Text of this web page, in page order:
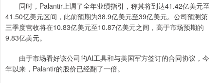
同时，Palantir上调了全年业绩指引，称其将到达41.42亿美元至
41.50亿美元区间，此前预期为38.9亿美元至39亿美元。公司预测第
三季度营收将在10.83亿美元至10.87亿美元之间，高于市场预期的
9.83亿美元。
由于市场看好该公司的AI工具和与美国军方签订的合同协议，今
年以来，Palantir的股价已经翻了一倍。